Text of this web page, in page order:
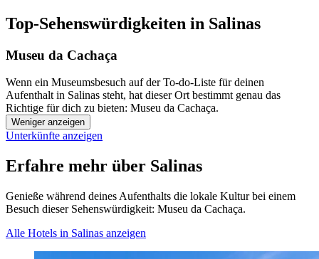
Top-Sehenswürdigkeiten in Salinas
Museu da Cachaça
Wenn ein Museumsbesuch auf der To-do-Liste für deinen
Aufenthalt in Salinas steht, hat dieser Ort bestimmt genau das
Richtige für dich zu bieten: Museu da Cachaça.
Weniger anzeigen
Unterkünfte anzeigen
Erfahre mehr über Salinas
Genieße während deines Aufenthalts die lokale Kultur bei einem
Besuch dieser Sehenswürdigkeit: Museu da Cachaça.
Alle Hotels in Salinas anzeigen